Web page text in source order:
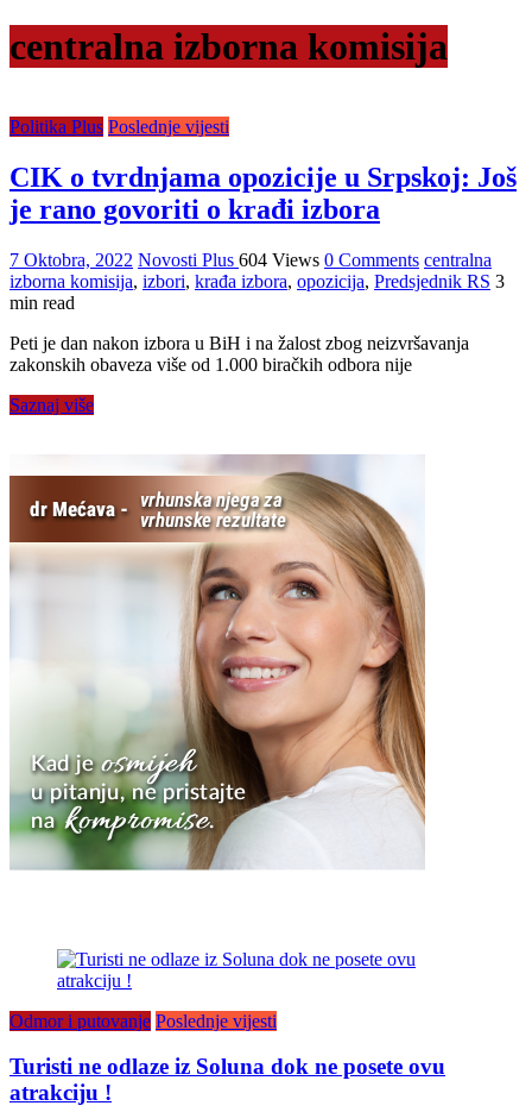
centralna izborna komisija
Politika Plus Poslednje vijesti
CIK o tvrdnjama opozicije u Srpskoj: Još
je rano govoriti o krađi izbora
7 Oktobra, 2022 Novosti Plus 604 Views 0 Comments centralna
izborna komisija, izbori, krađa izbora, opozicija, Predsjednik RS 3
min read
Peti je dan nakon izbora u BiH i na žalost zbog neizvršavanja
zakonskih obaveza više od 1.000 biračkih odbora nije
Saznaj više
Odmor i putovanje Poslednje vijesti
Turisti ne odlaze iz Soluna dok ne posete ovu
atrakciju !